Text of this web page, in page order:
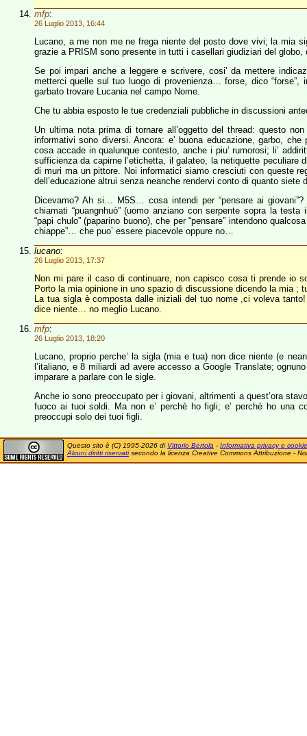
mfp:
26 Luglio 2013, 16:44
Lucano, a me non me ne frega niente del posto dove vivi; la mia
grazie a PRISM sono presente in tutti i casellari giudiziari del
Se poi impari anche a leggere e scrivere, cosi’ da mettere
metterci quelle sul tuo luogo di provenienza… forse, dico “forse”,
garbato trovare Lucania nel campo Nome.
Che tu abbia esposto le tue credenziali pubbliche in discussioni
Un ultima nota prima di tornare all’oggetto del thread: questo
informativi sono diversi. Ancora: e’ buona educazione, garbo,
cosa accade in qualunque contesto, anche i piu’ rumorosi; li’
sufficienza da capirne l’etichetta, il galateo, la netiquette peculiare
di muri ma un pittore. Noi informatici siamo cresciuti con queste
dell’educazione altrui senza neanche rendervi conto di quanto siete
Dicevamo? Ah si… M5S… cosa intendi per “pensare ai
chiamati “puangnhuò” (uomo anziano con serpente sopra la
“papi chulo” (paparino buono), che per “pensare” intendono
chiappe”… che puo’ essere piacevole oppure no…
lucano:
26 Luglio 2013, 17:37
Non mi pare il caso di continuare, non capisco cosa ti prende io
Porto la mia opinione in uno spazio di discussione dicendo la mia ;
La tua sigla è composta dalle iniziali del tuo nome ,ci voleva
dice niente… no meglio Lucano.
mfp:
26 Luglio 2013, 18:20
Lucano, proprio perche’ la sigla (mia e tua) non dice niente (e
l’italiano, e 8 miliardi ad avere accesso a Google Translate;
imparare a parlare con le sigle.
Anche io sono preoccupato per i giovani, altrimenti a quest’ora
fuoco ai tuoi soldi. Ma non e’ perchè ho figli; e’ perchè ho una
preoccupi solo dei tuoi figli.
Questo sito è (C) 1995-2026 di Vittorio Bertola - Informativa privacy e cookie
Alcuni diritti riservatisecondo la licenza Creative Commons Attribuzione -